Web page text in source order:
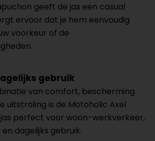
geeft de jas een casual
ervoor dat je hem eenvoudig
voorkeur of de
gebruik
van comfort, bescherming
uitstraling is de Motoholic Axel
perfect voor woon-werkverkeer,
dagelijks gebruik.